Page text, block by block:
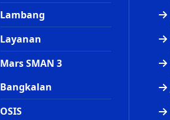
Lambang
Layanan
Mars SMAN 3
Bangkalan
OSIS